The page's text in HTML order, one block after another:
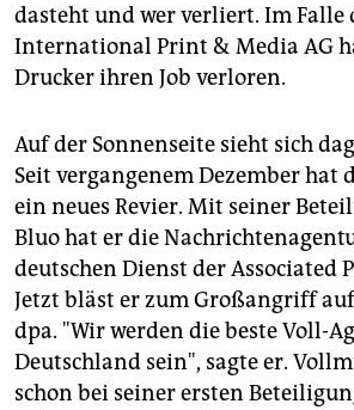
dasteht und wer verliert. Im Falle
International Print & Media AG
Drucker ihren Job verloren.
Auf der Sonnenseite sieht sich
Seit vergangenem Dezember hat
ein neues Revier. Mit seiner
Bluo hat er die
deutschen Dienst der Associated
Jetzt bläst er zum Großangriff
dpa. "Wir werden die beste Voll-
Deutschland sein", sagte er.
schon bei seiner ersten